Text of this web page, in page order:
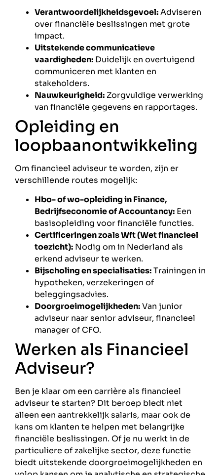
Verantwoordelijkheidsgevoel:Adviseren
over financiële beslissingen met grote
impact.
Uitstekende communicatieve
vaardigheden: Duidelijk en overtuigend
communiceren met klanten en
stakeholders.
Nauwkeurigheid: Zorgvuldige verwerking
van financiële gegevens en rapportages.
Opleiding en
loopbaanontwikkeling
Om financieel adviseur te worden, zijn er
verschillende routes mogelijk:
Hbo- of wo-opleiding in Finance,
Bedrijfseconomie of Accountancy: Een
basisopleiding voor financiële functies.
Certificeringen zoals Wft (Wet financieel
toezicht): Nodig om in Nederland als
erkend adviseur te werken.
Bijscholing en specialisaties:Trainingen in
hypotheken, verzekeringen of
beleggingsadvies.
Doorgroeimogelijkheden:Van junior
adviseur naar senior adviseur, financieel
manager of CFO.
Werken als Financieel
Adviseur?
Ben je klaar om een carrière als financieel
adviseur te starten? Dit beroep biedt niet
alleen een aantrekkelijk salaris, maar ook de
kans om klanten te helpen met belangrijke
financiële beslissingen. Of je nu werkt in de
particuliere of zakelijke sector, deze functie
biedt uitstekende doorgroeimogelijkheden en